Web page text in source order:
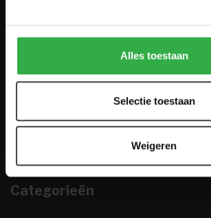
Alles toestaan
Selectie toestaan
Weigeren
info@houtenmeubeloutlet.nl
NL857253633B01
Categorieën